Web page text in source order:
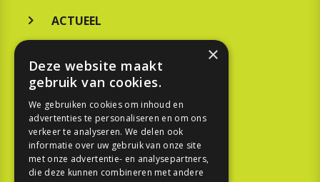
ACTUEEL
KOOPGIDS
TESTEN
SPORT
REPORTAGE
×
Deze website maakt
gebruik van cookies.
We gebruiken cookies om inhoud en
advertenties te personaliseren en om ons
verkeer te analyseren. We delen ook
informatie over uw gebruik van onze site
met onze advertentie- en analysepartners,
die deze kunnen combineren met andere